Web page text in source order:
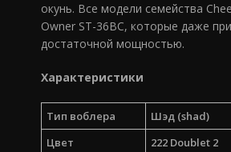
окунь. Все модели семейства
Owner ST-36BC, которые даже
достаточной мощностью.
Характеристики
Тип воблера
Шэд (shad)
Цвет
222 Doublet 2